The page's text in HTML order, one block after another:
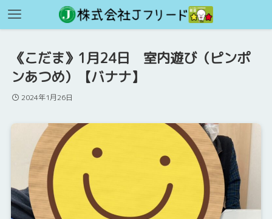
《こだま》1月24日 室内遊び（ピンポ
ンあつめ）【バナナ】
2024年1月26日